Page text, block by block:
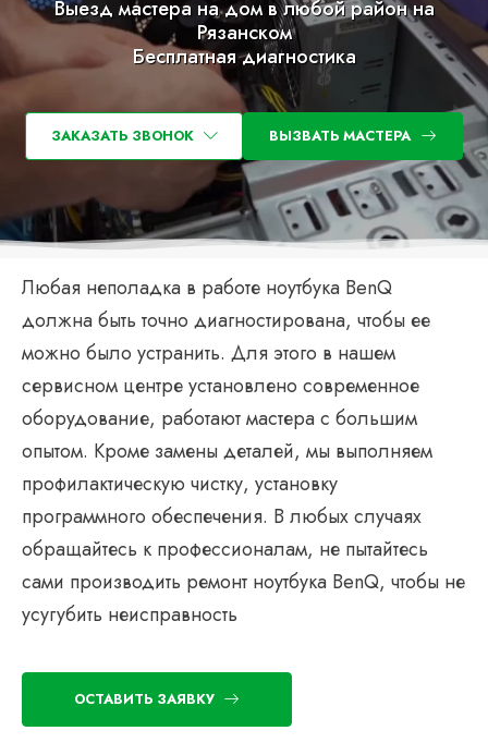
Выезд мастера на дом в любой район на
Рязанском
Бесплатная диагностика
ЗАКАЗАТЬ ЗВОНОК ВЫЗВАТЬ МАСТЕРА
Любая неполадка в работе ноутбука BenQ
должна быть точно диагностирована, чтобы ее
можно было устранить. Для этого в нашем
сервисном центре установлено современное
оборудование, работают мастера с большим
опытом. Кроме замены деталей, мы выполняем
профилактическую чистку, установку
программного обеспечения. В любых случаях
обращайтесь к профессионалам, не пытайтесь
сами производить ремонт ноутбука BenQ, чтобы не
усугубить неисправность
ОСТАВИТЬ ЗАЯВКУ